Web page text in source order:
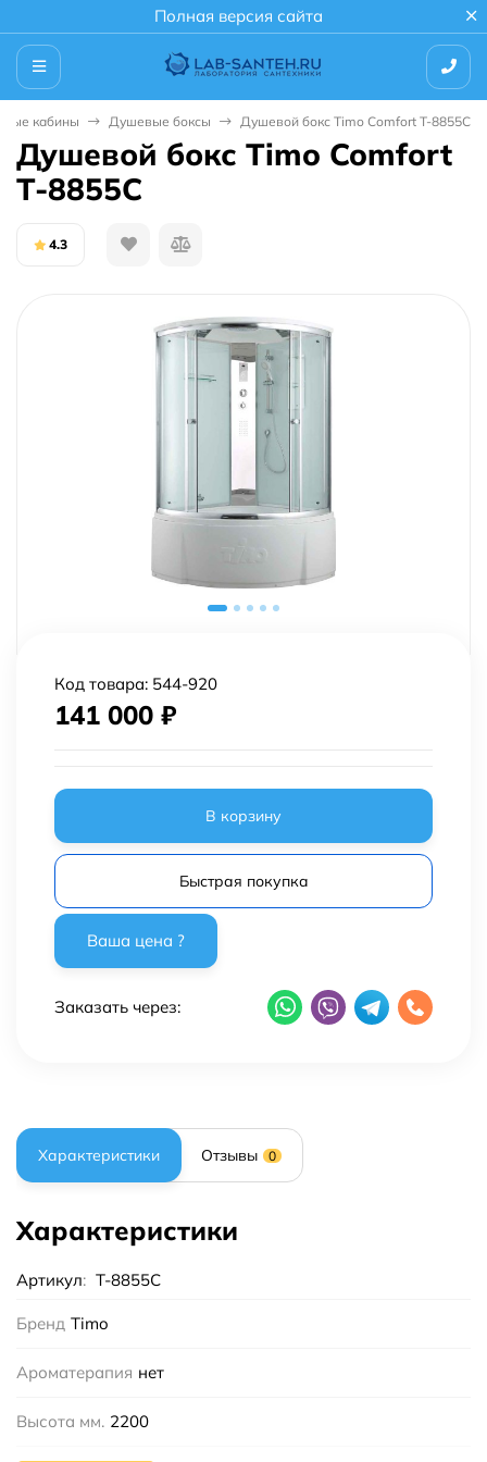
Полная версия сайта
кабины Душевые боксы Душевой бокс Timo Comfort T-8855C
Душевой бокс Timo Comfort
T-8855C
4.3
Код товара: 544-920
141 000 ₽
В корзину
Быстрая покупка
Заказать через:
Характеристики Отзывы 0
Характеристики
Артикул: T-8855C
Бренд Timo
Ароматерапия нет
Высота мм. 2200